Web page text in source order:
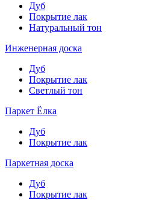
Дуб
Покрытие лак
Натуральный тон
Инженерная доска
Дуб
Покрытие лак
Светлый тон
Паркет Ёлка
Дуб
Покрытие лак
Паркетная доска
Дуб
Покрытие лак